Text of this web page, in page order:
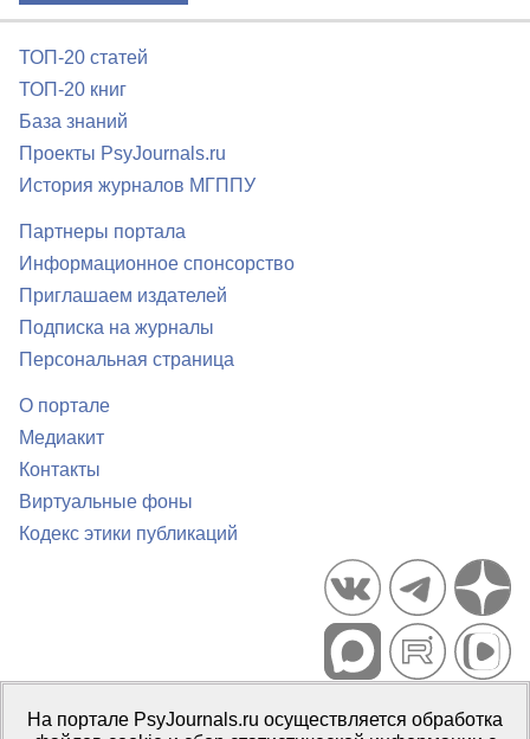
ТОП-20 статей
ТОП-20 книг
База знаний
Проекты PsyJournals.ru
История журналов МГППУ
Партнеры портала
Информационное спонсорство
Приглашаем издателей
Подписка на журналы
Персональная страница
О портале
Медиакит
Контакты
Виртуальные фоны
Кодекс этики публикаций
Портал психологических изданий PsyJournals.ru, 2007–2026
Правила использования материалов
На портале PsyJournals.ru осуществляется обработка